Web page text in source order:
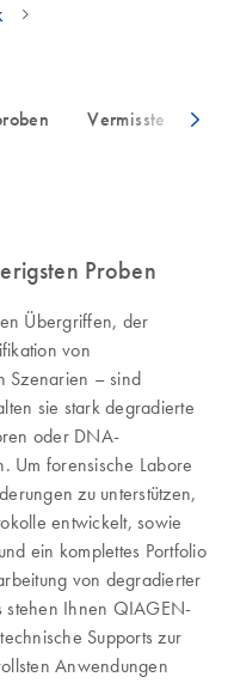
Proben
Übergriffen, der
von
Szenarien – sind
sie stark degradierte
oder DNA-
Um forensische Labore
zu unterstützen,
entwickelt, sowie
ein komplettes Portfolio
von degradierter
stehen Ihnen QIAGEN-
Supports zur
Anwendungen